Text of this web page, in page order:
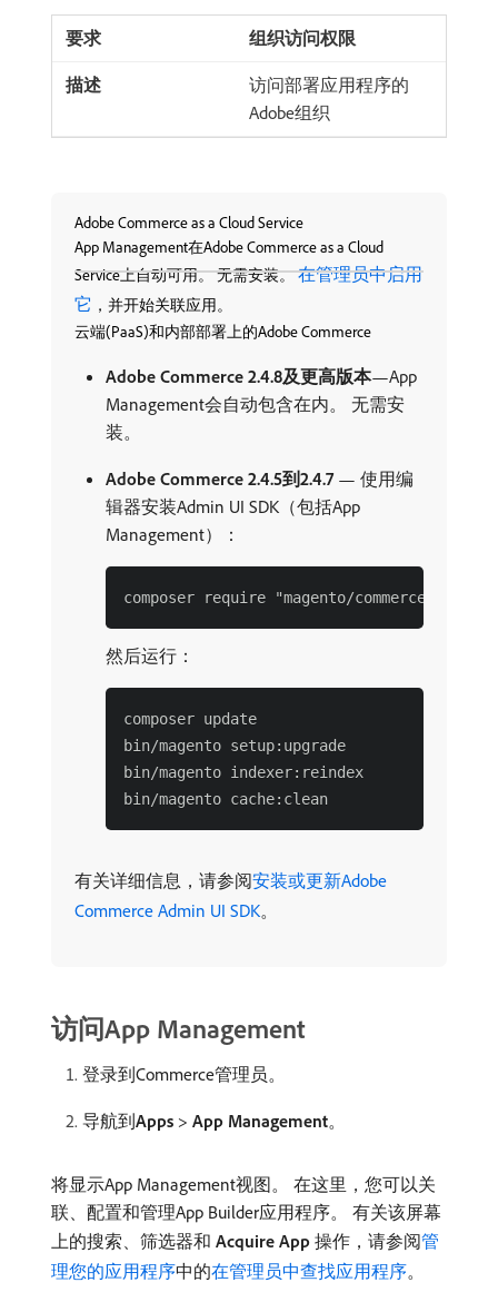
组织访问权限
访问部署应用程序的
Adobe组织
Adobe Commerce as a Cloud Service
App Management在Adobe Commerce as a Cloud
Service上自动可用。 无需安装。在管理员中启用
它 ，并开始关联应用。
云端(PaaS)和内部部署上的Adobe Commerce
Adobe Commerce 2.4.8及更高版本—App
Management会自动包含在内。 无需安
装。
Adobe Commerce 2.4.5到2.4.7— 使用编
辑器安装Admin UI SDK（包括App
Management）：
然后运行：
composer update
bin/magento setup:upgrade
bin/magento indexer:reindex
有关详细信息，请参阅安装或更新Adobe
Commerce Admin UI SDK。
访问App Management
登录到Commerce管理员。
导航到​Apps > App Management。
将显示App Management视图。 在这里，您可以关
联、配置和管理App Builder应用程序。 有关该屏幕
上的搜索、筛选器和​ Acquire App ​操作，请参阅管
理您的应用程序中的在管理员中查找应用程序。